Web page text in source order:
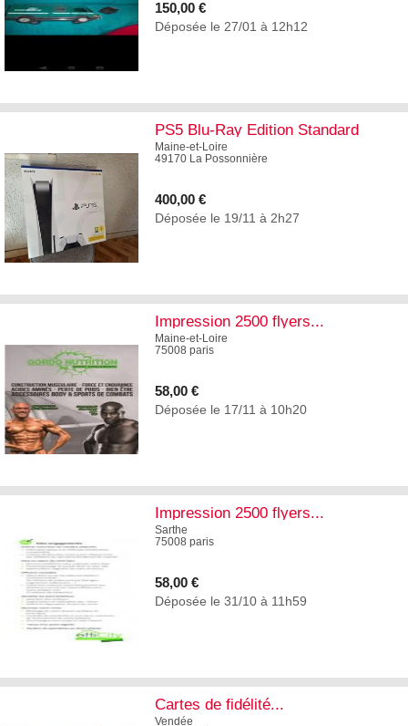
150,00 €
Déposée le 27/01 à 12h12
PS5 Blu-Ray Edition Standard
Maine-et-Loire
49170 La Possonnière
400,00 €
Déposée le 19/11 à 2h27
Impression 2500 flyers...
Maine-et-Loire
75008 paris
58,00 €
Déposée le 17/11 à 10h20
Impression 2500 flyers...
Sarthe
75008 paris
58,00 €
Déposée le 31/10 à 11h59
Cartes de fidélité...
Vendée